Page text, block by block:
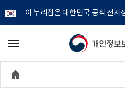
이 누리집은 대한민국 공식 전자
개
정
메
기